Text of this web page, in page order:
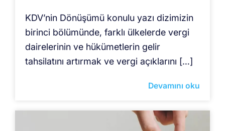
KDV’nin Dönüşümü konulu yazı dizimizin
birinci bölümünde, farklı ülkelerde vergi
dairelerinin ve hükümetlerin gelir
tahsilatını artırmak ve vergi açıklarını […]
Devamını oku